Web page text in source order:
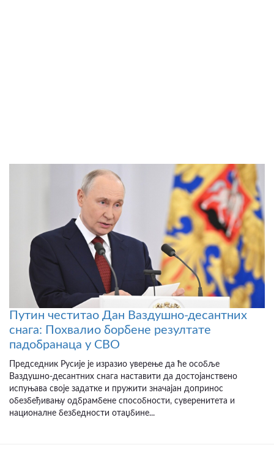
Путин честитао Дан Ваздушно-десантних
снага: Похвалио борбене резултате
падобранаца у СВО
Председник Русије је изразио уверење да ће особље
Ваздушно-десантних снага наставити да достојанствено
испуњава своје задатке и пружити значајан допринос
обезбеђивању одбрамбене способности, суверенитета и
националне безбедности отаџбине...